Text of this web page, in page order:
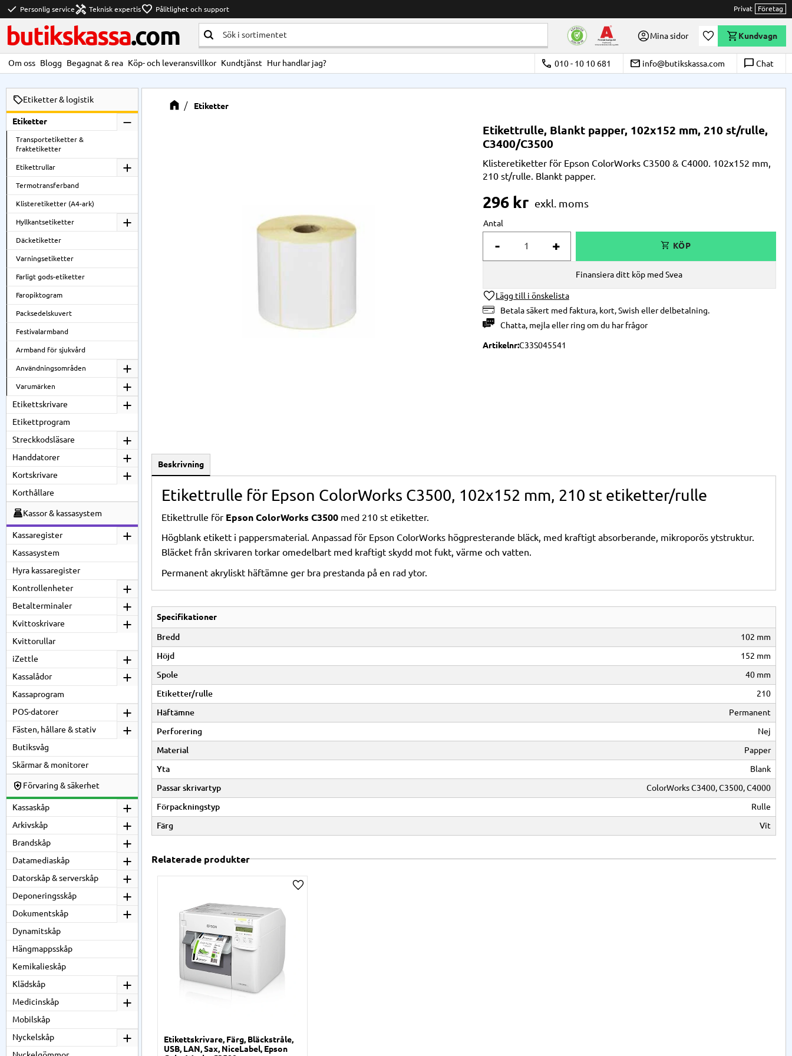
check Personlig servicehandyman Teknisk expertisfavorite Pålitlighet och support Privat Företag
butikskassa.com Mina sidor Önskelista
Kundvagn
Om oss Blogg Begagnat & rea Köp- och leveransvillkor Kundtjänst Hur handlar jag? call 010 - 10 10 681 email info@butikskassa.com chat_bubble_outline Chat
Etiketter
Etikettrulle, Blankt papper, 102x152 mm, 210 st/rulle,
C3400/C3500
Klisteretiketter för Epson ColorWorks C3500 & C4000. 102x152 mm,
210 st/rulle. Blankt papper.
296kr
Antal
+
-
Lägg till i önskelista
Betala säkert med faktura, kort, Swish eller delbetalning.
Chatta, mejlaellerring om du har frågor
Finansiera ditt köp med Svea
ArtikelnrC33S045541
Beskrivning
Etikettrulle för Epson ColorWorks C3500, 102x152 mm, 210 st etiketter/rulle
Etikettrulle för Epson ColorWorks C3500 med 210 st etiketter.
Högblank etikett i pappersmaterial. Anpassad för Epson ColorWorks högpresterande bläck, med kraftigt absorberande, mikroporös ytstruktur.
Bläcket från skrivaren torkar omedelbart med kraftigt skydd mot fukt, värme och vatten.
Permanent akryliskt häftämne ger bra prestanda på en rad ytor.
Specifikationer
Bredd
102 mm
Höjd
152 mm
Spole
40 mm
Etiketter/rulle
210
Häftämne
Permanent
Perforering
Nej
Material
Papper
Yta
Blank
Passar skrivartyp
ColorWorks C3400, C3500, C4000
Förpackningstyp
Rulle
Färg
Vit
Relaterade produkter
Etikettskrivare, Färg, Bläckstråle,
USB, LAN, Sax, NiceLabel, Epson
Lägg till i önskelista
Etiketter & logistik
Etiketter
Transportetiketter &
fraktetiketter
Etikettrullar
Termotransferband
Klisteretiketter (A4-ark)
Hyllkantsetiketter
Däcketiketter
Varningsetiketter
Farligt gods-etiketter
Faropiktogram
Packsedelskuvert
Festivalarmband
Armband för sjukvård
Användningsområden
Varumärken
Etikettskrivare
Etikettprogram
Streckkodsläsare
Handdatorer
Kortskrivare
Korthållare
Kassor & kassasystem
Kassaregister
Kassasystem
Hyra kassaregister
Kontrollenheter
Betalterminaler
Kvittoskrivare
Kvittorullar
iZettle
Kassalådor
Kassaprogram
POS-datorer
Fästen, hållare & stativ
Butiksvåg
Skärmar & monitorer
Förvaring & säkerhet
Kassaskåp
Arkivskåp
Brandskåp
Datamediaskåp
Datorskåp & serverskåp
Deponeringsskåp
Dokumentskåp
Dynamitskåp
Hängmappsskåp
Kemikalieskåp
Klädskåp
Medicinskåp
Mobilskåp
Nyckelskåp